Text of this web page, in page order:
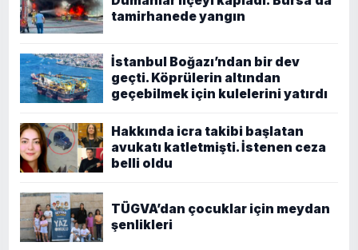
tamirhanede yangın
İstanbul Boğazı’ndan bir dev
geçti. Köprülerin altından
geçebilmek için kulelerini yatırdı
Hakkında icra takibi başlatan
avukatı katletmişti. İstenen ceza
belli oldu
TÜGVA’dan çocuklar için meydan
şenlikleri